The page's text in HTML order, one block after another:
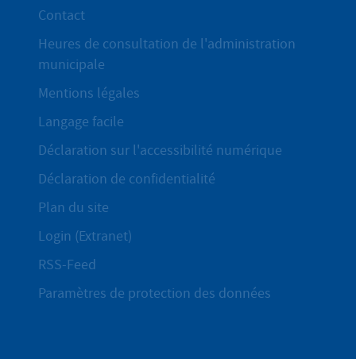
Contact
Heures de consultation de l'administration
municipale
Mentions légales
Langage facile
Déclaration sur l'accessibilité numérique
Déclaration de confidentialité
Plan du site
Login (Extranet)
RSS-Feed
Paramètres de protection des données